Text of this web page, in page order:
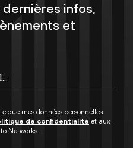
infos,
et
que mes données personnelles
de confidentialité et aux
Networks.